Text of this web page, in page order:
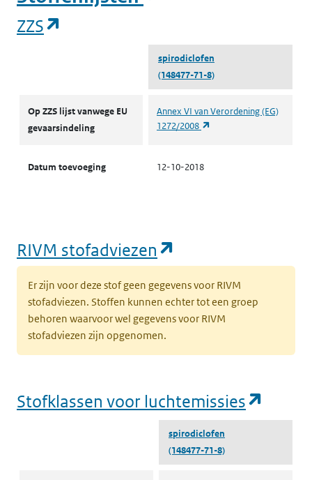
ZZS
spirodiclofen
(148477-71-8)
Op ZZS lijst vanwege EU
gevaarsindeling
Annex VI van Verordening (EG)
1272/2008
Datum toevoeging 12-10-2018
RIVM stofadviezen
Er zijn voor deze stof geen gegevens voor RIVM
stofadviezen. Stoffen kunnen echter tot een groep
behoren waarvoor wel gegevens voor RIVM
stofadviezen zijn opgenomen.
Stofklassen voor luchtemissies
spirodiclofen
(148477-71-8)